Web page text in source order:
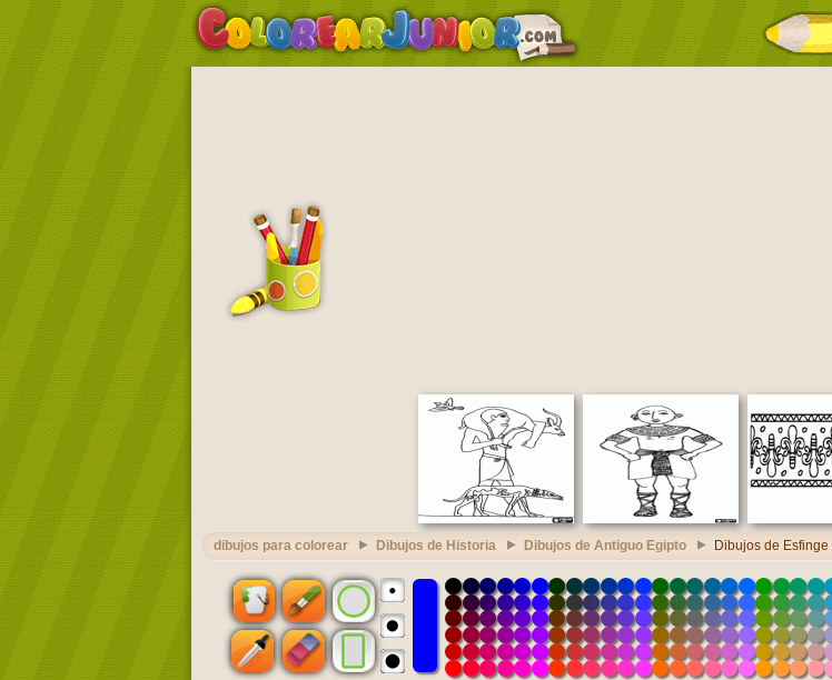
dibujos para colorear Dibujos de Historia Dibujos de Antiguo Egipto Dibujos de